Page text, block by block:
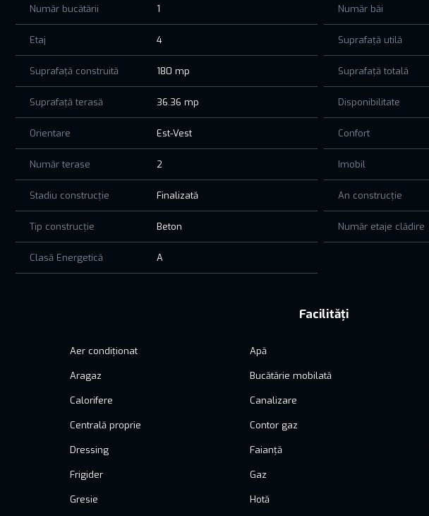
Număr bucătării 1 Număr băi
Etaj 4 Suprafață utilă
Suprafață construită 180 mp Suprafață totală
Suprafață terasă 36.36 mp Disponibilitate
Orientare Est-Vest Confort
Număr terase 2 Imobil
Stadiu construcție Finalizată An construcție
Tip construcție Beton Număr etaje clădire
Clasă Energetică A
Facilități
Aer condiționat Apă
Aragaz Bucătărie mobilată
Calorifere Canalizare
Centrală proprie Contor gaz
Dressing Faianță
Frigider Gaz
Gresie Hotă